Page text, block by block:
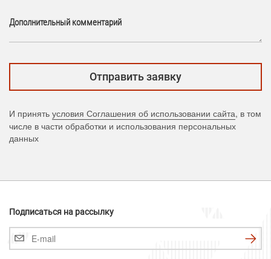
Дополнительный комментарий
И принять условия Соглашения об использовании сайта, в том
числе в части обработки и использования персональных
данных
Подписаться на рассылку